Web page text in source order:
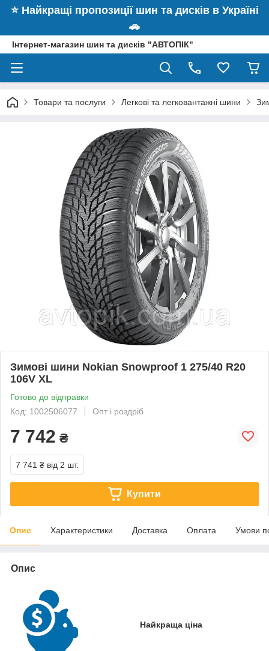
⭐️ Найкращі пропозиції шин та дисків в Україні
🚗
Інтернет-магазин шин та дисків "АВТОПІК"
Товари та послуги Легкові та легковантажні шини
Зимові шини Nokian Snowproof 1 275/40 R20
106V XL
Готово до відправки
Код: 1002506077
Опт і роздріб
7 742 ₴
7 741 ₴ від 2 шт.
Купити
Опис Характеристики Доставка Оплата Умови
Опис
Найкраща ціна